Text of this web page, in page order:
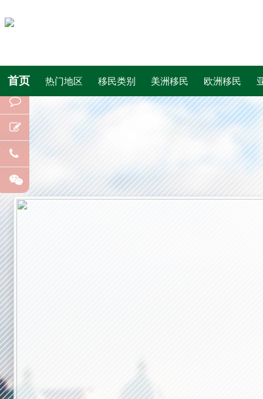
首页 热门地区 移民类别 美洲移民 欧洲移民